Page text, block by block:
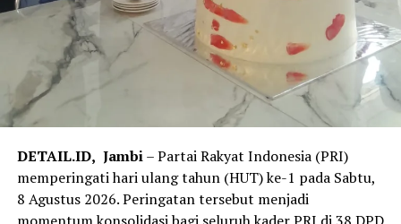
layanan Peralihan Hak. Menurutnya, salah satu kendala
yang menghambat proses Peralihan Hak atau balik nama
adalah lamanya proses verifikasi Bea Perolehan Hak atas
Tanah dan Bangunan (BPHTB).
Oleh karena itu, Menteri ATR/Kepala BPN mengajak
para kepala daerah untuk memperkuat kerja sama
melalui integrasi data antara Nomor Identifikasi Bidang
(NIB) atau Nomor Induk Bidang Tanah dengan Nomor
Objek Pajak (NOP). Integrasi tersebut diharapkan
DETAIL.ID, Jambi– Partai Rakyat Indonesia (PRI)
memperingati hari ulang tahun (HUT) ke-1 pada Sabtu,
8 Agustus 2026. Peringatan tersebut menjadi
momentum konsolidasi bagi seluruh kader PRI di 38 DPD